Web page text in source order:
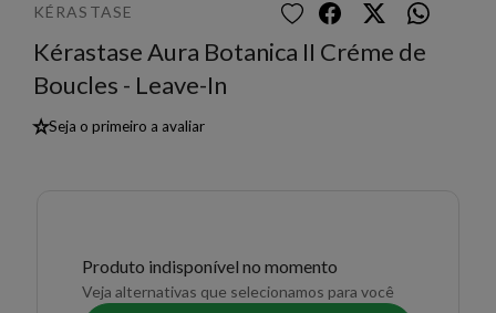
KÉRASTASE
Kérastase Aura Botanica II Créme de
Boucles - Leave-In
★Seja o primeiro a avaliar
Produto indisponível no momento
Veja alternativas que selecionamos para você